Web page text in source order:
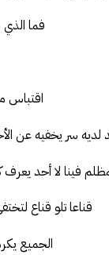
فما
اقتباس
سر يخفيه عن
فينا لا أحد
قناعا تلو قناع
الجميع